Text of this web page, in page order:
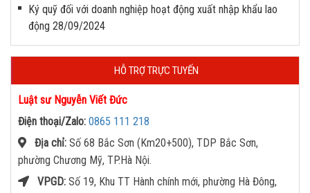
Ký quỹ đối với doanh nghiệp hoạt động xuất nhập khẩu lao
động 28/09/2024
HỖ TRỢ TRỰC TUYẾN
Luật sư Nguyễn Viết Đức
Điện thoại/Zalo: 0865 111 218
Địa chỉ: Số 68 Bắc Sơn (Km20+500), TDP Bắc Sơn,
phường Chương Mỹ, TP.Hà Nội.
VPGD: Số 19, Khu TT Hành chính mới, phường Hà Đông,